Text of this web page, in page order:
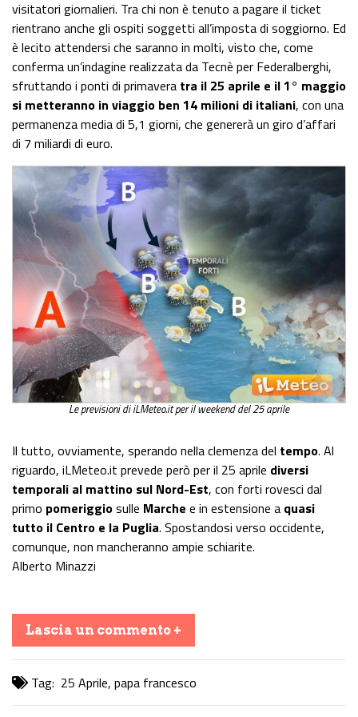
visitatori giornalieri. Tra chi non è tenuto a pagare il ticket
rientrano anche gli ospiti soggetti all’imposta di soggiorno. Ed
è lecito attendersi che saranno in molti, visto che, come
conferma un’indagine realizzata da Tecnè per Federalberghi,
sfruttando i ponti di primavera tra il 25 aprile e il 1° maggio
si metteranno in viaggio ben 14 milioni di italiani, con una
permanenza media di 5,1 giorni, che genererà un giro d’affari
di 7 miliardi di euro.
Le previsioni di iLMeteo.it per il weekend del 25 aprile
Il tutto, ovviamente, sperando nella clemenza del tempo. Al
riguardo, iLMeteo.it prevede però per il 25 aprile diversi
temporali al mattino sul Nord-Est, con forti rovesci dal
primo pomeriggiosulle Marche e in estensione a quasi
tutto il Centro e la Puglia. Spostandosi verso occidente,
comunque, non mancheranno ampie schiarite.
Alberto Minazzi
Lascia un commento +
Tag: 25 Aprile, papa francesco